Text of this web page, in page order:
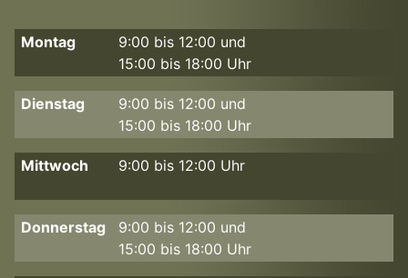
Montag
9:00 bis 12:00 und
15:00 bis 18:00 Uhr
Dienstag
9:00 bis 12:00 und
15:00 bis 18:00 Uhr
Mittwoch 9:00 bis 12:00 Uhr
Donnerstag
9:00 bis 12:00 und
15:00 bis 18:00 Uhr